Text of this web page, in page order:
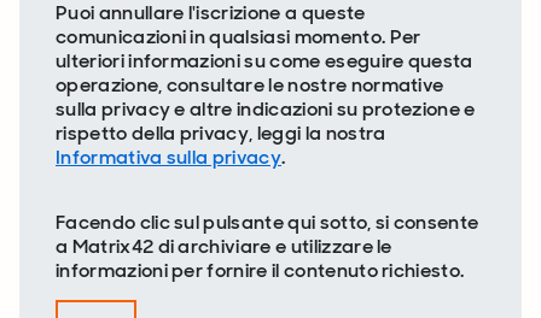
Puoi annullare l'iscrizione a queste
comunicazioni in qualsiasi momento. Per
ulteriori informazioni su come eseguire questa
operazione, consultare le nostre normative
sulla privacy e altre indicazioni su protezione e
rispetto della privacy, leggi la nostra
Informativa sulla privacy.
Facendo clic sul pulsante qui sotto, si consente
a Matrix42 di archiviare e utilizzare le
informazioni per fornire il contenuto richiesto.